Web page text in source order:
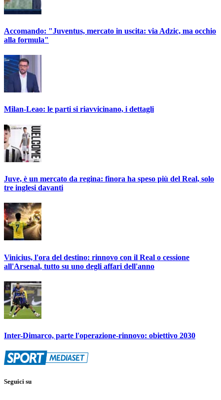
Accomando: "Juventus, mercato in uscita: via Adzic, ma occhio
alla formula"
Milan-Leao: le parti si riavvicinano, i dettagli
Juve, è un mercato da regina: finora ha speso più del Real, solo
tre inglesi davanti
Vinicius, l'ora del destino: rinnovo con il Real o cessione
all'Arsenal, tutto su uno degli affari dell'anno
Inter-Dimarco, parte l'operazione-rinnovo: obiettivo 2030
Seguici su